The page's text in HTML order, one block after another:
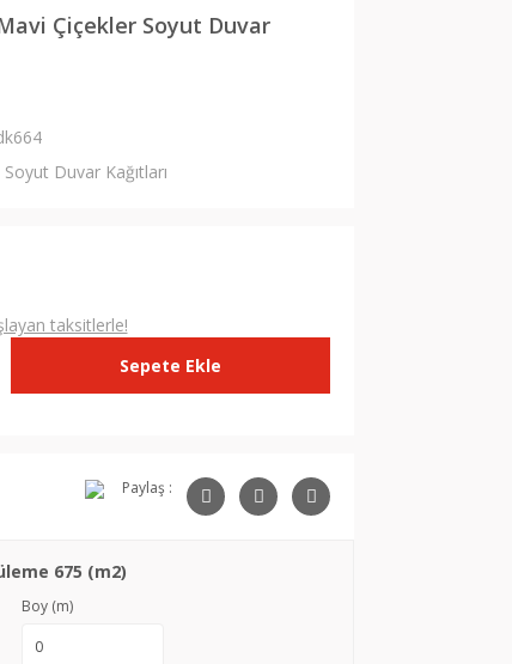
Çiçekler Soyut Duvar
Duvar Kağıtları
taksitlerle!
Sepete Ekle
Paylaş :
675 (m2)
Boy (m)